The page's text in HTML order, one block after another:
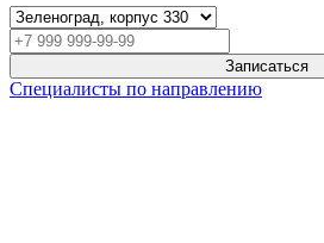
Записаться
Специалисты по направлению